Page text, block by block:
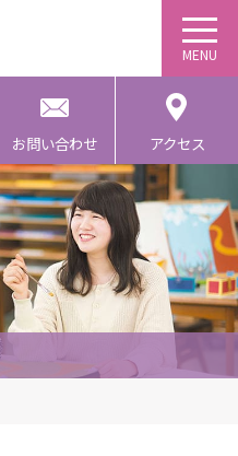
お問い合わせ アクセス